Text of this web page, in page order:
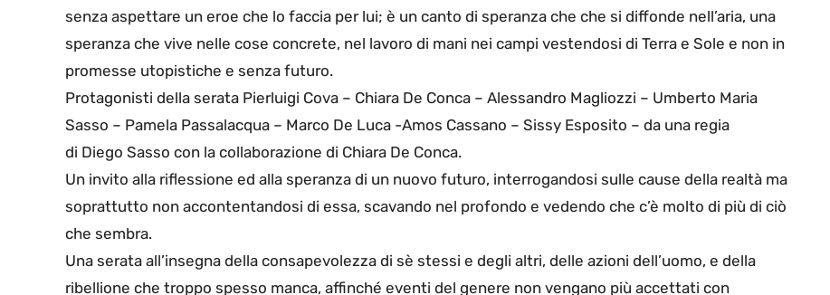
senza aspettare un eroe che lo faccia per lui; è un canto di speranza che che si diffonde nell’aria, una
speranza che vive nelle cose concrete, nel lavoro di mani nei campi vestendosi di Terra e Sole e non in
promesse utopistiche e senza futuro.
Protagonisti della serata Pierluigi Cova – Chiara De Conca – Alessandro Magliozzi – Umberto Maria
Sasso – Pamela Passalacqua – Marco De Luca -Amos Cassano – Sissy Esposito – da una regia
di Diego Sasso con la collaborazione di Chiara De Conca.
Un invito alla riflessione ed alla speranza di un nuovo futuro, interrogandosi sulle cause della realtà ma
soprattutto non accontentandosi di essa, scavando nel profondo e vedendo che c’è molto di più di ciò
che sembra.
Una serata all’insegna della consapevolezza di sè stessi e degli altri, delle azioni dell’uomo, e della
ribellione che troppo spesso manca, affinché eventi del genere non vengano più accettati con